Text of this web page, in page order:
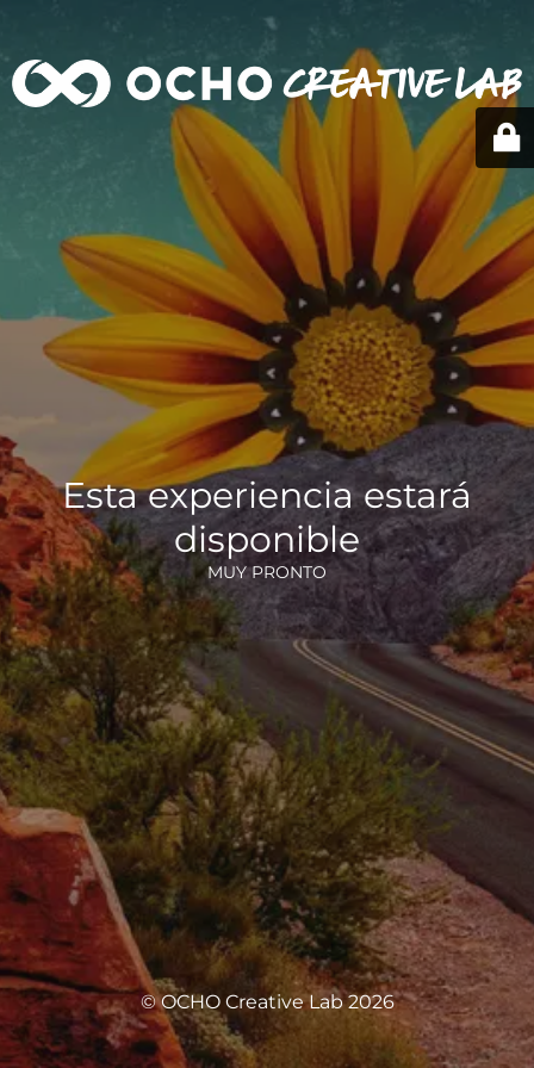
Esta experiencia estará
disponible
MUY PRONTO
© OCHO Creative Lab 2026